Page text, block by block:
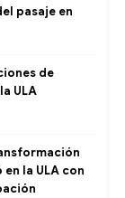
pasaje en
de
ULA
la ULA con